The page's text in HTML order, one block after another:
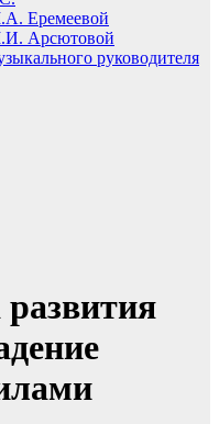
Еремеевой
Арсютовой
руководителя